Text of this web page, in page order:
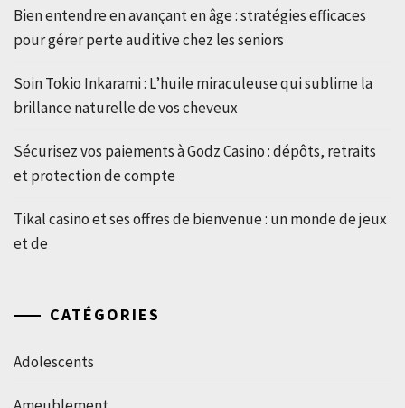
Bien entendre en avançant en âge : stratégies efficaces
pour gérer perte auditive chez les seniors
Soin Tokio Inkarami : L’huile miraculeuse qui sublime la
brillance naturelle de vos cheveux
Sécurisez vos paiements à Godz Casino : dépôts, retraits
et protection de compte
Tikal casino et ses offres de bienvenue : un monde de jeux
et de
CATÉGORIES
Adolescents